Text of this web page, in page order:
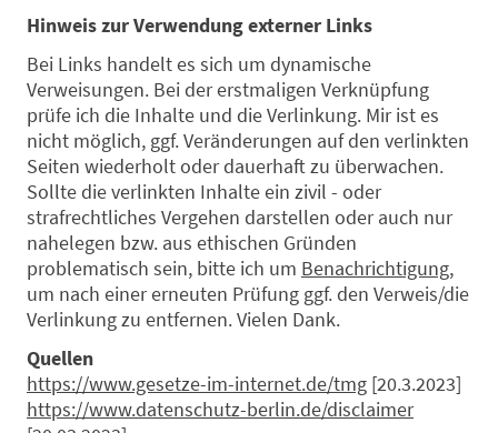
Hinweis zur Verwendung externer Links
Bei Links handelt es sich um dynamische
Verweisungen. Bei der erstmaligen Verknüpfung
prüfe ich die Inhalte und die Verlinkung. Mir ist es
nicht möglich, ggf. Veränderungen auf den verlinkten
Seiten wiederholt oder dauerhaft zu überwachen.
Sollte die verlinkten Inhalte ein zivil - oder
strafrechtliches Vergehen darstellen oder auch nur
nahelegen bzw. aus ethischen Gründen
problematisch sein, bitte ich um Benachrichtigung,
um nach einer erneuten Prüfung ggf. den Verweis/die
Verlinkung zu entfernen. Vielen Dank.
Quellen
https://www.gesetze-im-internet.de/tmg [20.3.2023]
https://www.datenschutz-berlin.de/disclaimer